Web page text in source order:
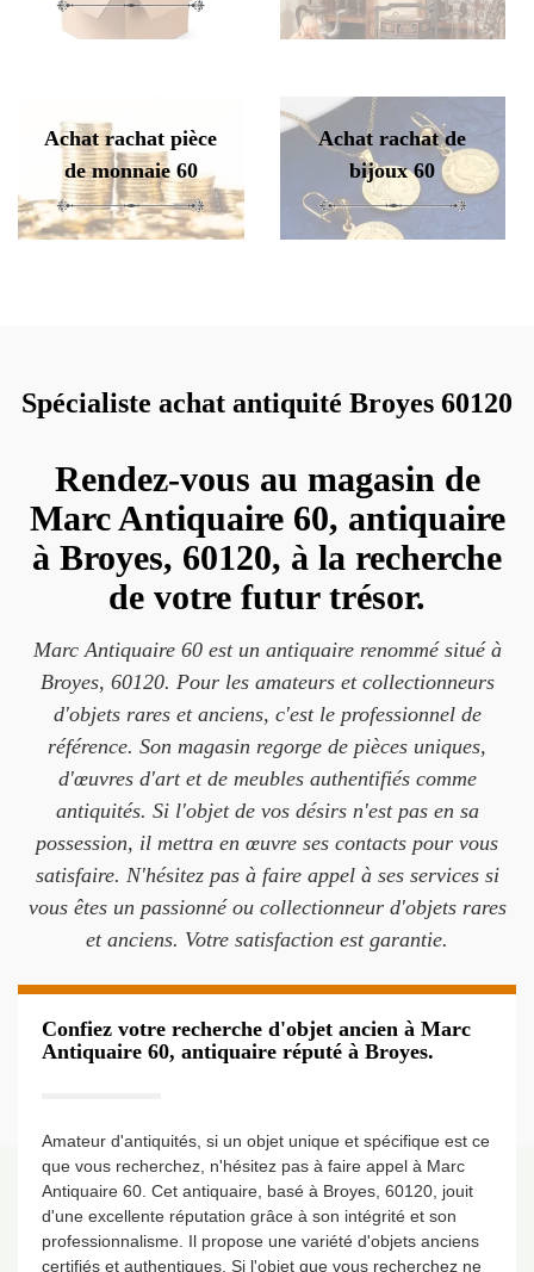
Achat rachat pièce
de monnaie 60
Achat rachat de
bijoux 60
Spécialiste achat antiquité Broyes 60120
Rendez-vous au magasin de
Marc Antiquaire 60, antiquaire
à Broyes, 60120, à la recherche
de votre futur trésor.
Marc Antiquaire 60 est un antiquaire renommé situé à
Broyes, 60120. Pour les amateurs et collectionneurs
d'objets rares et anciens, c'est le professionnel de
référence. Son magasin regorge de pièces uniques,
d'œuvres d'art et de meubles authentifiés comme
antiquités. Si l'objet de vos désirs n'est pas en sa
possession, il mettra en œuvre ses contacts pour vous
satisfaire. N'hésitez pas à faire appel à ses services si
vous êtes un passionné ou collectionneur d'objets rares
et anciens. Votre satisfaction est garantie.
Confiez votre recherche d'objet ancien à Marc
Antiquaire 60, antiquaire réputé à Broyes.
Amateur d'antiquités, si un objet unique et spécifique est ce
que vous recherchez, n'hésitez pas à faire appel à Marc
Antiquaire 60. Cet antiquaire, basé à Broyes, 60120, jouit
d'une excellente réputation grâce à son intégrité et son
professionnalisme. Il propose une variété d'objets anciens
certifiés et authentiques. Si l'objet que vous recherchez ne